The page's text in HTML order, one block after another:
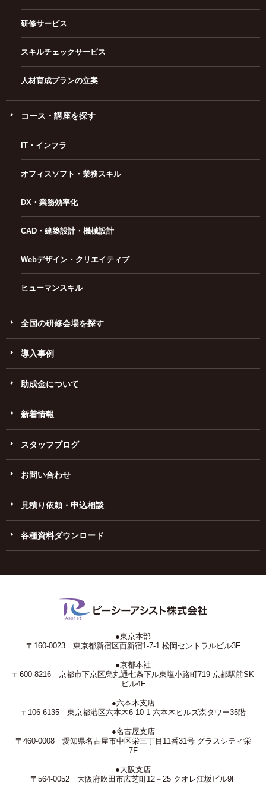
研修サービス
スキルチェックサービス
人材育成プランの立案
コース・講座を探す
IT・インフラ
オフィスソフト・業務スキル
DX・業務効率化
CAD・建築設計・機械設計
Webデザイン・クリエイティブ
ヒューマンスキル
全国の研修会場を探す
導入事例
助成金について
新着情報
スタッフブログ
お問い合わせ
見積り依頼・申込相談
各種資料ダウンロード
●東京本部
〒160-0023 東京都新宿区西新宿1-7-1 松岡セントラルビル3F
●京都本社
〒600-8216 京都市下京区烏丸通七条下ル東塩小路町719 京都駅前SK
ビル4F
●六本木支店
〒106-6135 東京都港区六本木6-10-1 六本木ヒルズ森タワー35階
●名古屋支店
〒460-0008 愛知県名古屋市中区栄三丁目11番31号 グラスシティ栄
7F
●大阪支店
〒564-0052 大阪府吹田市広芝町12－25 クオレ江坂ビル9F